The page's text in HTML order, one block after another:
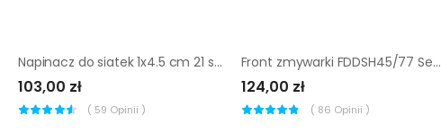
Napinacz do siatek 1x4.5 cm 21 szt. antracytowy
103,00 zł
( 59 Opinii )
Front zmywarki FDDSH45/77 Sevilla biały Delinia iD
124,00 zł
( 86 Opinii )